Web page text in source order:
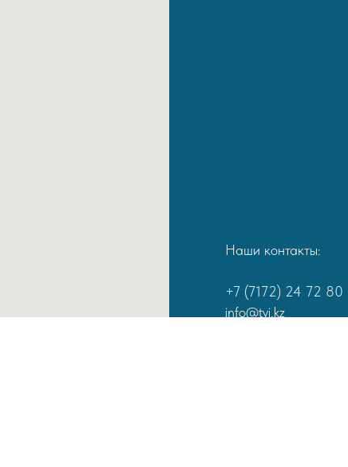
Наши контакты:
+7 (7172) 24 72 80
info@tvi.kz